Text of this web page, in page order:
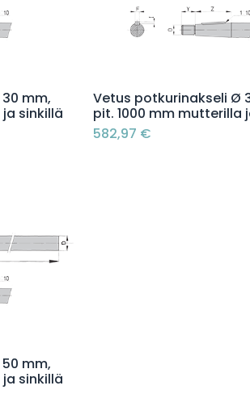
mm,
sinkillä
Lisää
Vetus potkurinakseli Ø
pit. 1000 mm mutterilla
582,97 €
mm,
sinkillä